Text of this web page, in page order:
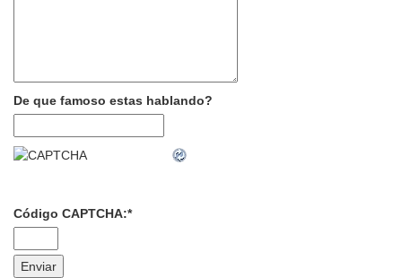
De que famoso estas hablando?
Código CAPTCHA:*